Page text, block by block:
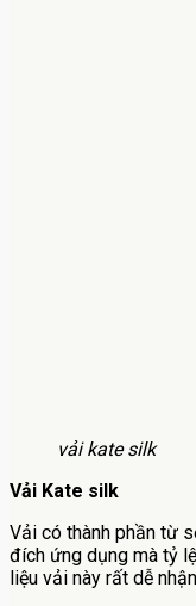
vải kate silk
Vải Kate silk
Vải có thành phần từ
đích ứng dụng mà tỷ
liệu vải này rất dễ